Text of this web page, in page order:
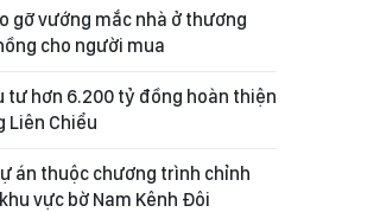
gỡ vướng mắc nhà ở thương
cho người mua
tư hơn 6.200 tỷ đồng hoàn thiện
Liên Chiểu
án thuộc chương trình chỉnh
vực bờ Nam Kênh Đôi